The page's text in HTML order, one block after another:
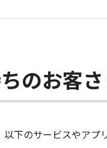
のお客
以下のサービスやアプ